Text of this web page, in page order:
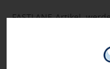
FASTLANE-Artikel
Bei Mengen ab 500